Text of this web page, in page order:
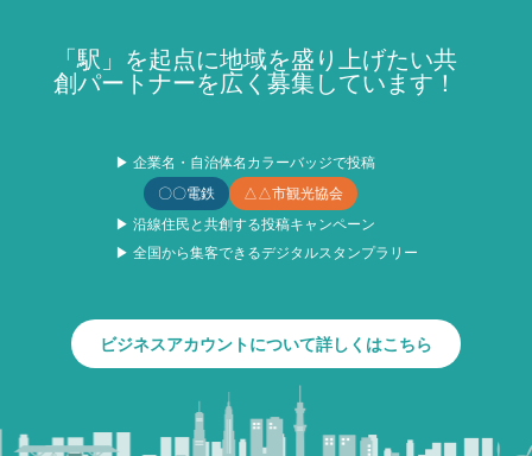
「駅」を起点に地域を盛り上げたい共
創パートナーを広く募集しています！
▶ 企業名・自治体名カラーバッジで投稿
〇〇電鉄
△△市観光協会
▶ 沿線住民と共創する投稿キャンペーン
▶ 全国から集客できるデジタルスタンプラリー
ビジネスアカウントについて詳しくはこちら